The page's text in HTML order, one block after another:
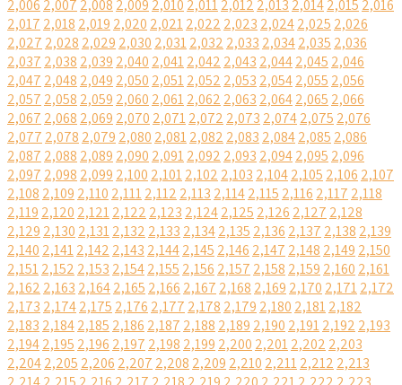
2,006 2,007 2,008 2,009 2,010 2,0112,012 2,013 2,0142,015 2,016
2,017 2,018 2,019 2,020 2,0212,022 2,023 2,0242,025 2,026
2,027 2,028 2,029 2,030 2,0312,032 2,033 2,0342,035 2,036
2,037 2,038 2,039 2,040 2,0412,042 2,043 2,0442,045 2,046
2,047 2,048 2,049 2,050 2,0512,052 2,053 2,0542,055 2,056
2,057 2,058 2,059 2,060 2,0612,062 2,063 2,0642,065 2,066
2,067 2,068 2,069 2,070 2,0712,072 2,073 2,0742,075 2,076
2,077 2,078 2,079 2,080 2,0812,082 2,083 2,0842,085 2,086
2,087 2,088 2,089 2,090 2,0912,092 2,093 2,0942,095 2,096
2,097 2,098 2,099 2,100 2,1012,102 2,103 2,1042,105 2,106 2,107
2,108 2,109 2,110 2,1112,112 2,113 2,1142,115 2,116 2,117 2,118
2,119 2,120 2,1212,122 2,123 2,1242,125 2,126 2,127 2,128
2,129 2,130 2,1312,132 2,133 2,1342,135 2,136 2,137 2,138 2,139
2,140 2,1412,142 2,143 2,1442,145 2,146 2,147 2,148 2,149 2,150
2,1512,152 2,153 2,1542,155 2,156 2,157 2,158 2,159 2,160 2,161
2,162 2,163 2,1642,165 2,166 2,167 2,168 2,169 2,170 2,1712,172
2,173 2,1742,175 2,176 2,177 2,178 2,179 2,180 2,1812,182
2,183 2,1842,185 2,186 2,187 2,188 2,189 2,190 2,1912,192 2,193
2,1942,195 2,196 2,197 2,198 2,199 2,200 2,2012,202 2,203
2,2042,205 2,206 2,207 2,208 2,209 2,210 2,2112,212 2,213